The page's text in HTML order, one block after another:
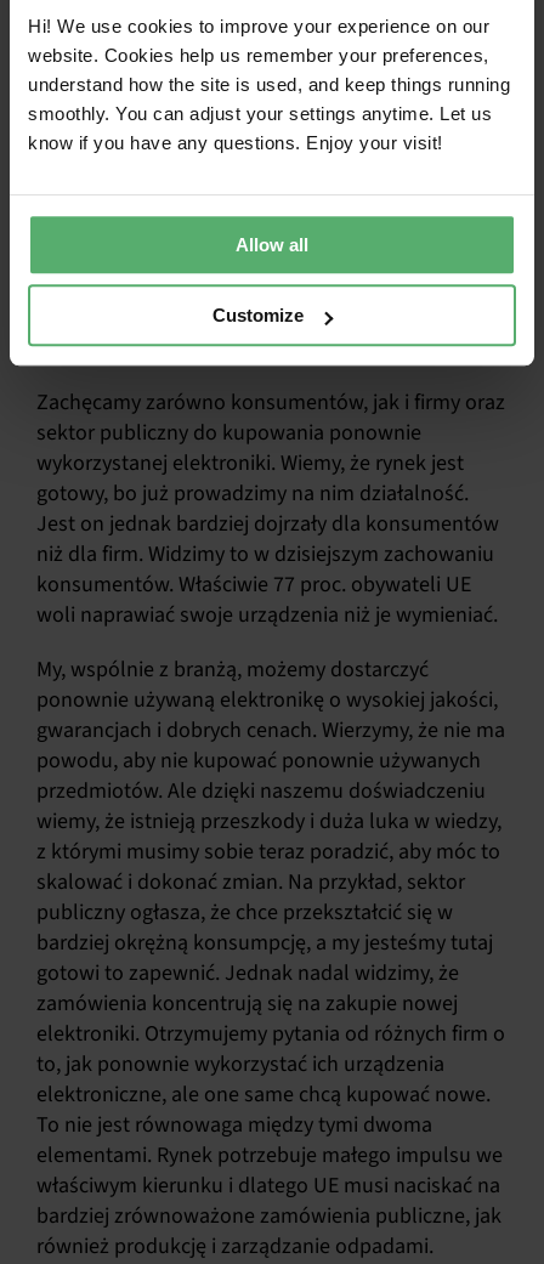
Hi! We use cookies to improve your experience on our
website. Cookies help us remember your preferences,
understand how the site is used, and keep things running
smoothly. You can adjust your settings anytime. Let us
know if you have any questions. Enjoy your visit!
Allow all
Customize
Ale bardzo ważne jest, aby przepisy stały się
skuteczne i aby zachęcały przedsiębiorstwa do
przejścia na cyrkularne modele biznesowe.
Chcielibyśmy, aby UE skupiła się również na
upstreamach. Dla naszych polityków, zarówno w
skupiać się tylko na końcu życia. Najważniejsze jest
skupienie się na etapach wydobycia i produkcji
zasobów.
Czy rynek jest gotowy?
Zachęcamy zarówno konsumentów, jak i firmy oraz
sektor publiczny do kupowania ponownie
wykorzystanej elektroniki. Wiemy, że rynek jest
gotowy, bo już prowadzimy na nim działalność.
Jest on jednak bardziej dojrzały dla konsumentów
niż dla firm. Widzimy to w dzisiejszym zachowaniu
konsumentów. Właściwie 77 proc. obywateli UE
woli naprawiać swoje urządzenia niż je wymieniać.
My, wspólnie z branżą, możemy dostarczyć
ponownie używaną elektronikę o wysokiej jakości,
gwarancjach i dobrych cenach. Wierzymy, że nie ma
powodu, aby nie kupować ponownie używanych
przedmiotów. Ale dzięki naszemu doświadczeniu
wiemy, że istnieją przeszkody i duża luka w wiedzy,
z którymi musimy sobie teraz poradzić, aby móc to
skalować i dokonać zmian. Na przykład, sektor
publiczny ogłasza, że chce przekształcić się w
bardziej okrężną konsumpcję, a my jesteśmy tutaj
gotowi to zapewnić. Jednak nadal widzimy, że
zamówienia koncentrują się na zakupie nowej
elektroniki. Otrzymujemy pytania od różnych firm o
to, jak ponownie wykorzystać ich urządzenia
elektroniczne, ale one same chcą kupować nowe.
To nie jest równowaga między tymi dwoma
elementami. Rynek potrzebuje małego impulsu we
właściwym kierunku i dlatego UE musi naciskać na
bardziej zrównoważone zamówienia publiczne, jak
również produkcję i zarządzanie odpadami.